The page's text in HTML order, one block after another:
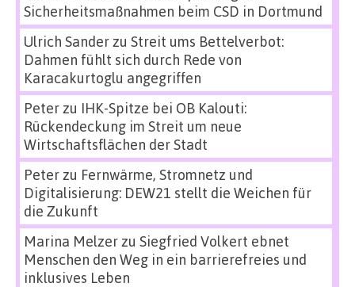
Sicherheitsmaßnahmen beim CSD in Dortmund
Ulrich Sanderzu Streit ums Bettelverbot:
Dahmen fühlt sich durch Rede von
Karacakurtoglu angegriffen
Peterzu IHK-Spitze bei OB Kalouti:
Rückendeckung im Streit um neue
Wirtschaftsflächen der Stadt
Peterzu Fernwärme, Stromnetz und
Digitalisierung: DEW21 stellt die Weichen für
die Zukunft
Marina Melzerzu Siegfried Volkert ebnet
Menschen den Weg in ein barrierefreies und
inklusives Leben